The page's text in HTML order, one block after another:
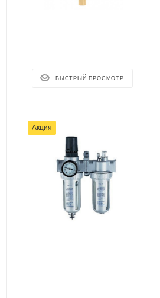
БЫСТРЫЙ ПРОСМОТР
Акция